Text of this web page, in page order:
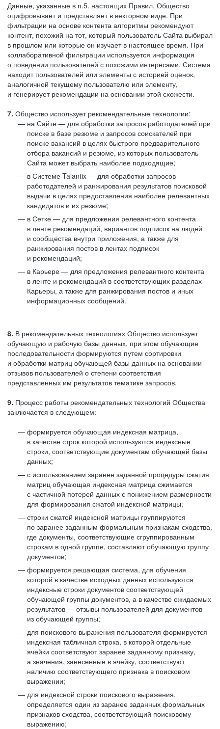
Данные, указанные в п.5. настоящих Правил, Общество
оцифровывает и представляет в векторном виде. При
фильтрации на основе контента алгоритмы рекомендуют
контент, похожий на тот, который пользователь Сайта выбирал
в прошлом или которые он изучает в настоящее время. При
коллаборативной фильтрации используется информация
о поведении пользователей с похожими интересами. Система
находит пользователей или элементы с историей оценок,
аналогичной текущему пользователю или элементу,
и генерирует рекомендации на основании этой схожести.
7. Общество использует рекомендательные технологии:
на Сайте — для обработки запросов работодателей при
поиске в базе резюме и запросов соискателей при
поиске вакансий в целях быстрого предварительного
отбора вакансий и резюме, из которых пользователь
Сайта может выбрать наиболее подходящие;
в Системе Talantix — для обработки запросов
работодателей и ранжирования результатов поисковой
выдачи в целях предоставления наиболее релевантных
кандидатов и их резюме;
в Сетке — для предложения релевантного контента
в ленте рекомендаций, вариантов подписок на людей
и сообщества внутри приложения, а также для
ранжирования постов в лентах подписок
и рекомендаций;
в Карьере — для предложения релевантного контента
в ленте и рекомендаций в соответствующих разделах
Карьеры, а также для ранжирования постов и иных
информационных сообщений.
8. В рекомендательных технологиях Общество использует
обучающую и рабочую базы данных, при этом обучающие
последовательности формируются путем сортировки
и обработки матриц обучающей базы данных на основании
отзывов пользователей о степени соответствия
представленных им результатов тематике запросов.
9. Процесс работы рекомендательных технологий Общества
заключается в следующем:
формируется обучающая индексная матрица,
в качестве строк которой используются индексные
строки, соответствующие документам обучающей базы
данных;
с использованием заранее заданной процедуры сжатия
матриц обучающая индексная матрица сжимается
с частичной потерей данных с понижением размерности
для формирования сжатой индексной матрицы;
строки сжатой индексной матрицы группируются
по заранее заданным формальным признакам сходства,
где документы, соответствующие сгруппированным
строкам в одной группе, составляют обучающую группу
документов;
формируется решающая система, для обучения
которой в качестве исходных данных используются
индексные строки документов соответствующей
обучающей группы документов, а в качестве ожидаемых
результатов — отзывы пользователей для документов
из обучающей группы;
для поискового выражения пользователя формируется
индексная табличная строка, в которой отдельные
ячейки соответствуют заранее заданному признаку,
а значения, занесенные в ячейку, соответствуют
наличию соответствующего признака в поисковом
выражении;
для индексной строки поискового выражения,
определяется один из заранее заданных формальных
признаков сходства, соответствующий поисковому
выражению;